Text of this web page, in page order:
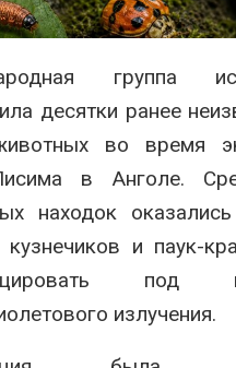
группа
десятки ранее
во время
в Анголе.
находок
кузнечиков и паук-
под
излучения.